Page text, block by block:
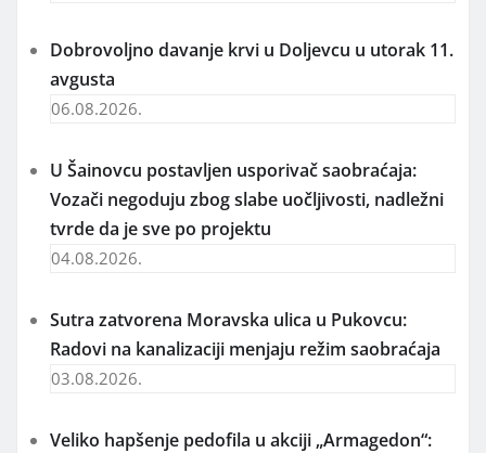
Dobrovoljno davanje krvi u Doljevcu u utorak 11.
avgusta
06.08.2026.
U Šainovcu postavljen usporivač saobraćaja:
Vozači negoduju zbog slabe uočljivosti, nadležni
tvrde da je sve po projektu
04.08.2026.
Sutra zatvorena Moravska ulica u Pukovcu:
Radovi na kanalizaciji menjaju režim saobraćaja
03.08.2026.
Veliko hapšenje pedofila u akciji „Armagedon“: